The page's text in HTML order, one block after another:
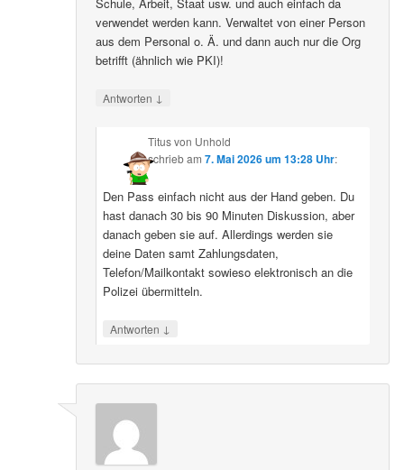
verwendet werden kann. Verwaltet von einer Person
aus dem Personal o. Ä. und dann auch nur die Org
betrifft (ähnlich wie PKI)!
Antworten ↓
Titus von Unhold
schriebam 7. Mai 2026 um 13:28 Uhr:
Den Pass einfach nicht aus der Hand geben. Du
hast danach 30 bis 90 Minuten Diskussion, aber
danach geben sie auf. Allerdings werden sie
deine Daten samt Zahlungsdaten,
Telefon/Mailkontakt sowieso elektronisch an die
Polizei übermitteln.
Antworten ↓